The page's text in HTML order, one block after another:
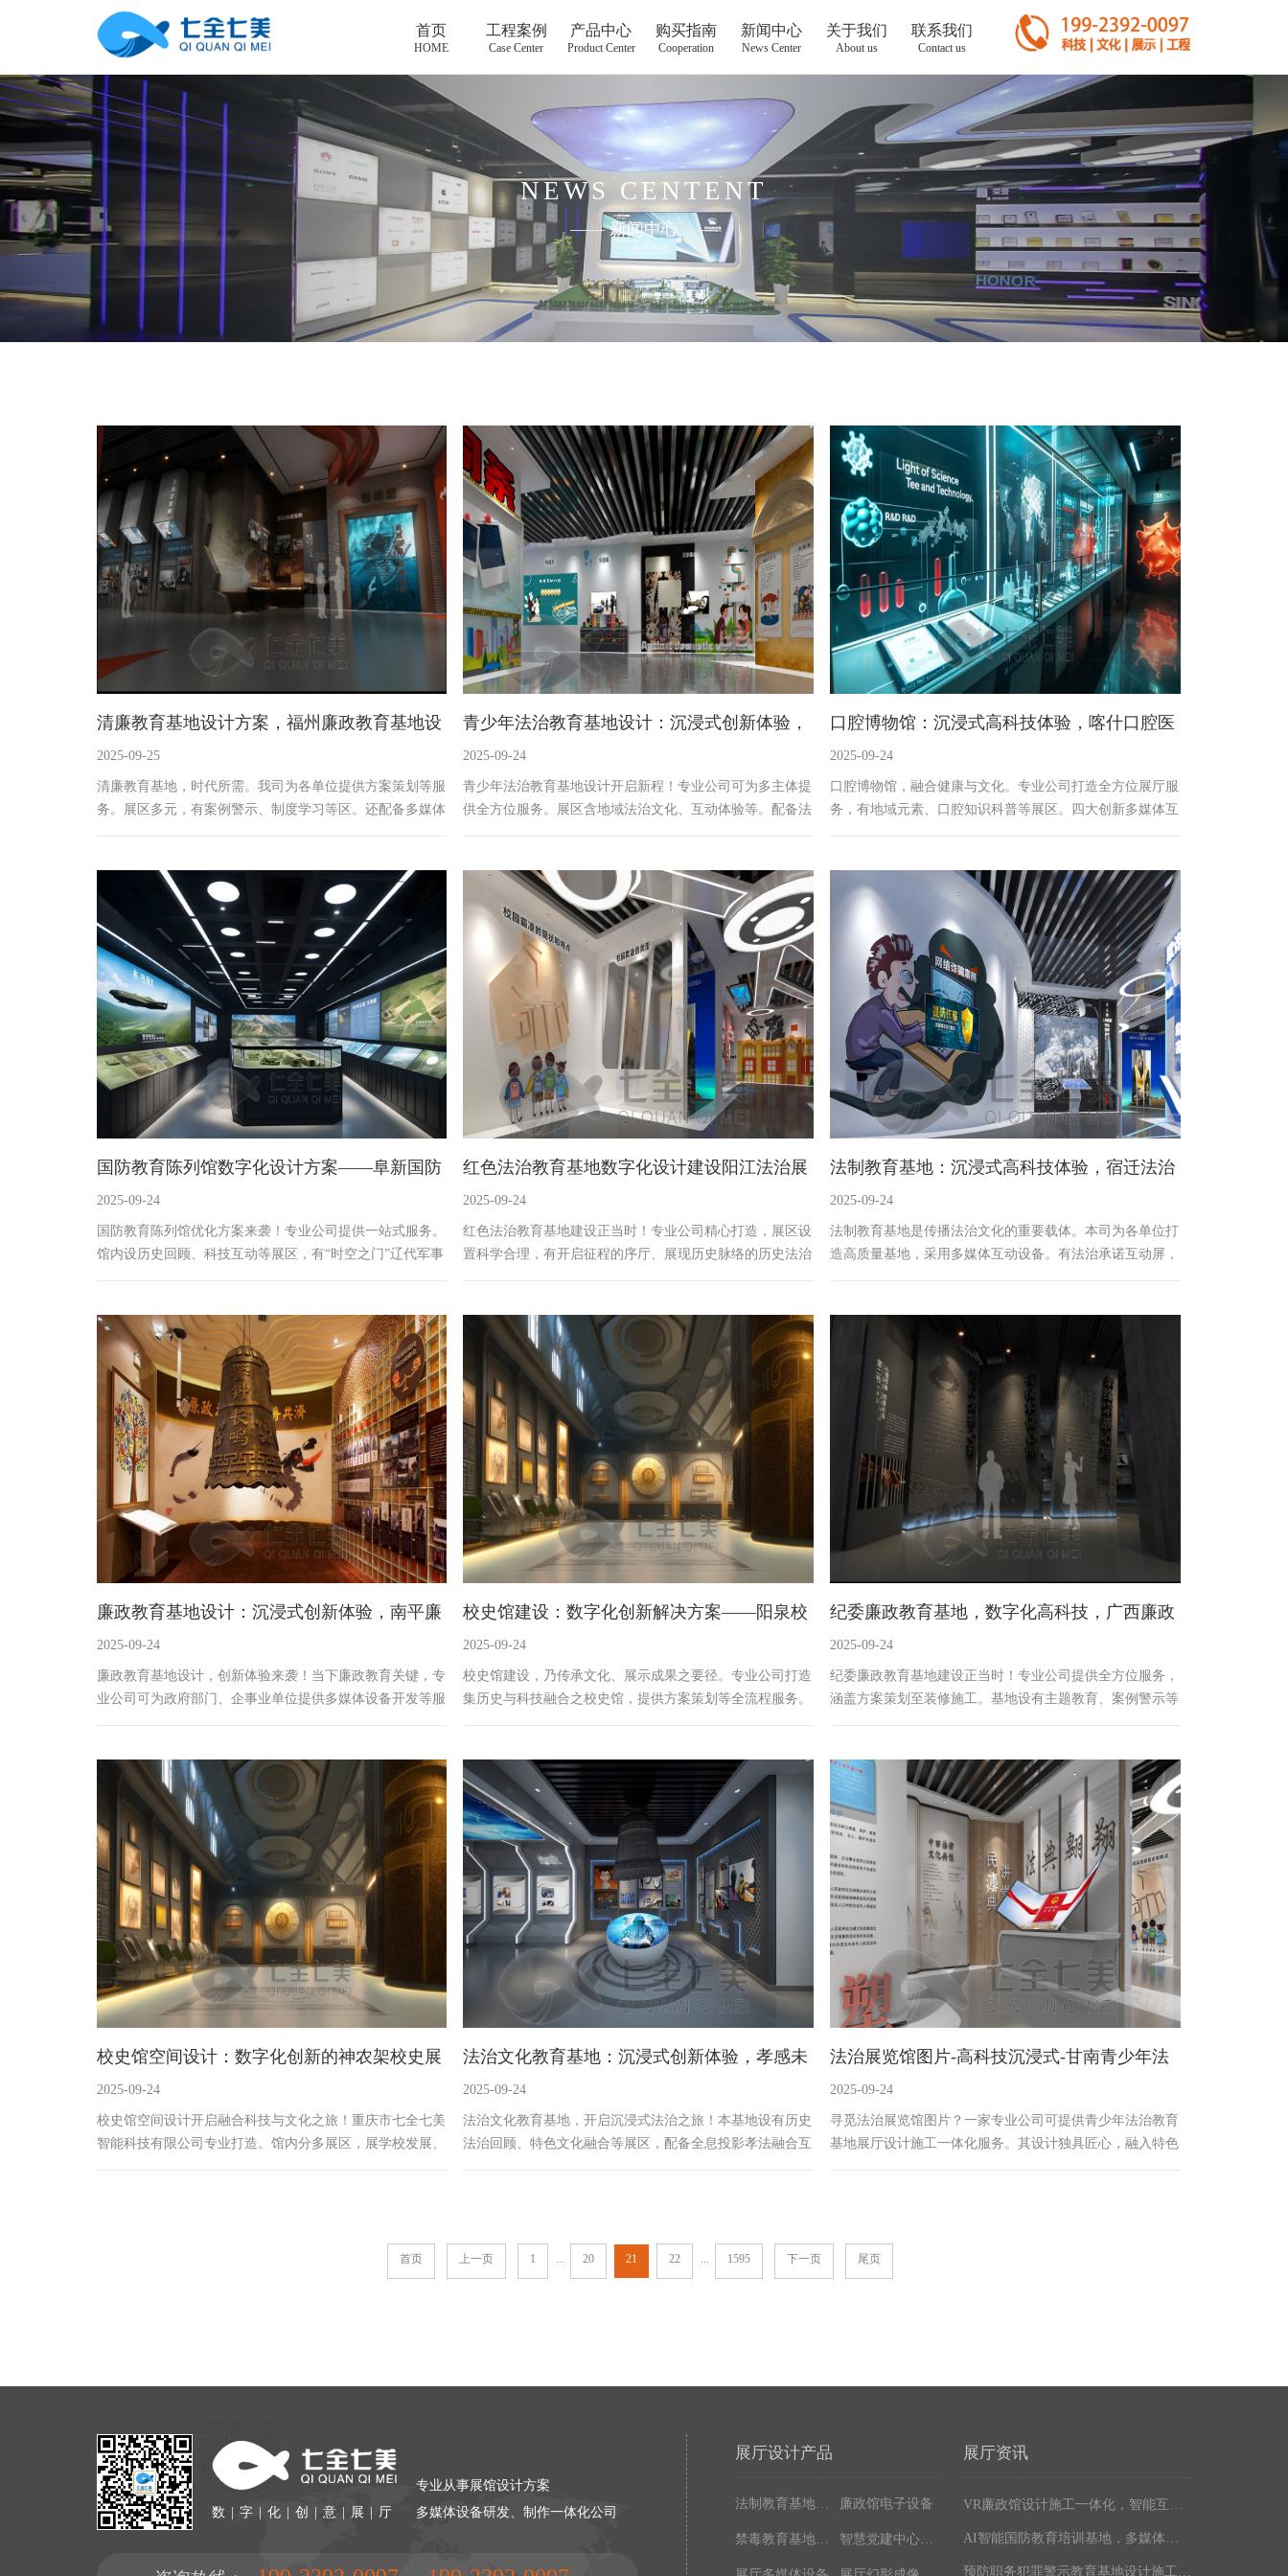
首页
HOME
工程案例
Case Center
产品中心
Product Center
购买指南
Cooperation
新闻中心
News Center
关于我们
About us
联系我们
Contact us
首页
法制教育基地
廉洁廉政展厅
党性教育基地
产品中心
法制教育基地数字化设备
禁毒教育基地设备
展厅幻影成像
购买指南
关于我们
NEWS CENTENT
—— 新闻中心 ——
清廉教育基地设计方案，福州廉政教育基地设
计公司
2025-09-25
清廉教育基地，时代所需。我司为各单位提供方案策划等服
务。展区多元，有案例警示、制度学习等区。还配备多媒体
互动设备，如廉政知识问答触屏机、廉政人物事迹投影装
育，带来沉浸式体验，助力清廉理念深入人心。
青少年法治教育基地设计：沉浸式创新体验，
新疆普法展厅设计公司
2025-09-24
青少年法治教育基地设计开启新程！专业公司可为多主体提
供全方位服务。展区含地域法治文化、互动体验等。配备法
治年轮探索仪、契约圆互动屏等多媒体互动设备，以寓教于
契约等意识，打造教育娱乐一体的法治教育基地。
口腔博物馆：沉浸式高科技体验，喀什口腔医
学博物馆设计公司
2025-09-24
口腔博物馆，融合健康与文化。专业公司打造全方位展厅服
务，有地域元素、口腔知识科普等展区。四大创新多媒体互
动设备，如抗菌奥秘探索机、牙龈健康探秘墙等，以智能科
国防教育陈列馆数字化设计方案——阜新国防
教育展厅设计公司
2025-09-24
国防教育陈列馆优化方案来袭！专业公司提供一站式服务。
馆内设历史回顾、科技互动等展区，有“时空之门”辽代军事
探秘舱，以动态沙盘结合AR技术，带您穿越辽代；“玛瑙之
民大队沉浸式剧场，360°环幕重现历史。高品质陈列馆，传
播国防知识，弘扬国防精神。
红色法治教育基地数字化设计建设阳江法治展
厅设计公司
2025-09-24
红色法治教育基地建设正当时！专业公司精心打造，展区设
置科学合理，有开启征程的序厅、展现历史脉络的历史法治
区等。还配备多种高科技多媒体互动设备，如红色法治触控
验红色法治魅力，提升法治素养，为红色法治文化传播贡献
力量。
法制教育基地：沉浸式高科技体验，宿迁法治
展厅设计公司方案
2025-09-24
法制教育基地是传播法治文化的重要载体。本司为各单位打
造高质量基地，采用多媒体互动设备。有法治承诺互动屏，
让参观者许下承诺领悟法治诚信；生态法治监测台，实时展
治融合；青少年法治迷宫助其在冒险中学习法律。以创新设
计助力法治文化传播。
廉政教育基地设计：沉浸式创新体验，南平廉
政教育基地设计公司
2025-09-24
廉政教育基地设计，创新体验来袭！当下廉政教育关键，专
业公司可为政府部门、企事业单位提供多媒体设备开发等服
务。基地设有多展区，还有多款多媒体互动设备，如廉政智
让廉政理念深入人心，推动廉政教育发展。
校史馆建设：数字化创新解决方案——阳泉校
史展馆设计公司
2025-09-24
校史馆建设，乃传承文化、展示成果之要径。专业公司打造
集历史与科技融合之校史馆，提供方案策划等全流程服务。
馆内规划多展区，呈现学校成就。更有校史时间轴互动屏、
云触控台等多媒体互动设备，带来沉浸式体验，助力学校文
化传承与发展。
纪委廉政教育基地，数字化高科技，广西廉政
教育基地解决方案公司
2025-09-24
纪委廉政教育基地建设正当时！专业公司提供全方位服务，
涵盖方案策划至装修施工。基地设有主题教育、案例警示等
展区。还有多款高科技多媒体互动设备，如廉政知识问答触
观者学习廉政知识、感受腐败危害，推动廉政文化传播发
展。
校史馆空间设计：数字化创新的神农架校史展
馆设计公司
2025-09-24
校史馆空间设计开启融合科技与文化之旅！重庆市七全七美
智能科技有限公司专业打造。馆内分多展区，展学校发展、
成果、文化等。还配备多媒体互动设备，如历史时光隧道触
法治文化教育基地：沉浸式创新体验，孝感未
成年法治教育基地设计公司
2025-09-24
法治文化教育基地，开启沉浸式法治之旅！本基地设有历史
法治回顾、特色文化融合等展区，配备全息投影孝法融合互
动装置、山形法治迷宫多媒体互动装置等高科技多媒体互动
法治展览馆图片-高科技沉浸式-甘南青少年法
治教育基地设计公司
2025-09-24
寻觅法治展览馆图片？一家专业公司可提供青少年法治教育
基地展厅设计施工一体化服务。其设计独具匠心，融入特色
元素。馆内配备多媒体互动设备，如触控一体机、体感互动
首页 上一页 1 ... 20 21 22 ... 1595 下一页 尾页
数 | 字 | 化 | 创 | 意 | 展 | 厅
专业从事展馆设计方案
多媒体设备研发、制作一体化公司
展厅设计产品
法制教育基地数字化设备 廉政馆电子设备
禁毒教育基地设备 智慧党建中心多媒体设备
展厅资讯
VR廉政馆设计施工一体化，智能互动多媒体廉政教育基地解决方案，以数字化技术赋能廉洁文化阵地建设
AI智能国防教育培训基地，多媒体互动国防博物馆解决方案，以设计施工一体化筑牢现代化国防教育阵地
预防职务犯罪警示教育基地设计施工，多媒体互动廉政展厅解决方案，以数字化声光电赋能现代化廉政教育阵地建设